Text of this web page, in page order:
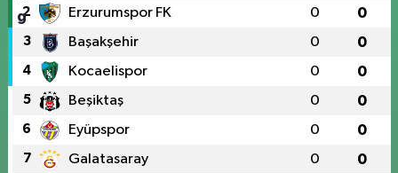
2 Erzurumspor FK 0 0
3 Başakşehir 0 0
4 Kocaelispor 0 0
5 Beşiktaş 0 0
6 Eyüpspor 0 0
7 Galatasaray 0 0